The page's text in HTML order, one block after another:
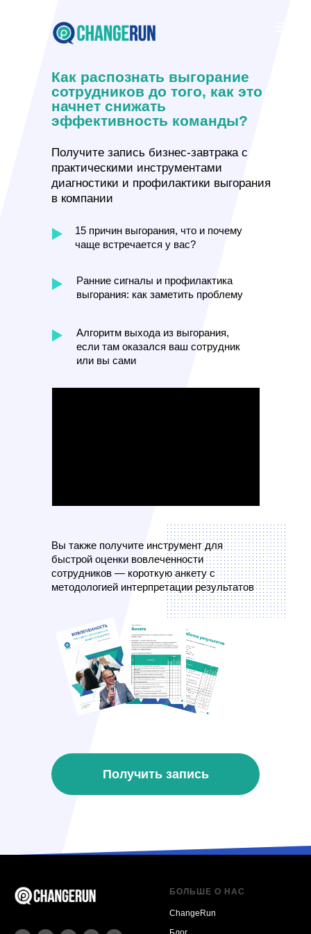
Как распознать выгорание
сотрудников до того, как это
начнет снижать
эффективность команды?
Получите запись бизнес-завтрака с
практическими инструментами
диагностики и профилактики выгорания
в компании
Вы также получите инструмент для
быстрой оценки вовлеченности
сотрудников — короткую анкету с
методологией интерпретации результатов
15 причин выгорания, что и почему
чаще встречается у вас?
Ранние сигналы и профилактика
выгорания: как заметить проблему
Алгоритм выхода из выгорания,
если там оказался ваш сотрудник
или вы сами
Получить запись
БОЛЬШЕ О НАС
ChangeRun